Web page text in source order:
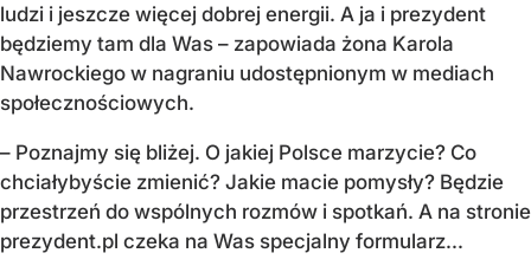
ludzi i jeszcze więcej dobrej energii. A ja i prezydent
będziemy tam dla Was – zapowiada żona Karola
Nawrockiego w nagraniu udostępnionym w mediach
społecznościowych.
– Poznajmy się bliżej. O jakiej Polsce marzycie? Co
chciałybyście zmienić? Jakie macie pomysły? Będzie
przestrzeń do wspólnych rozmów i spotkań. A na stronie
prezydent.pl czeka na Was specjalny formularz...